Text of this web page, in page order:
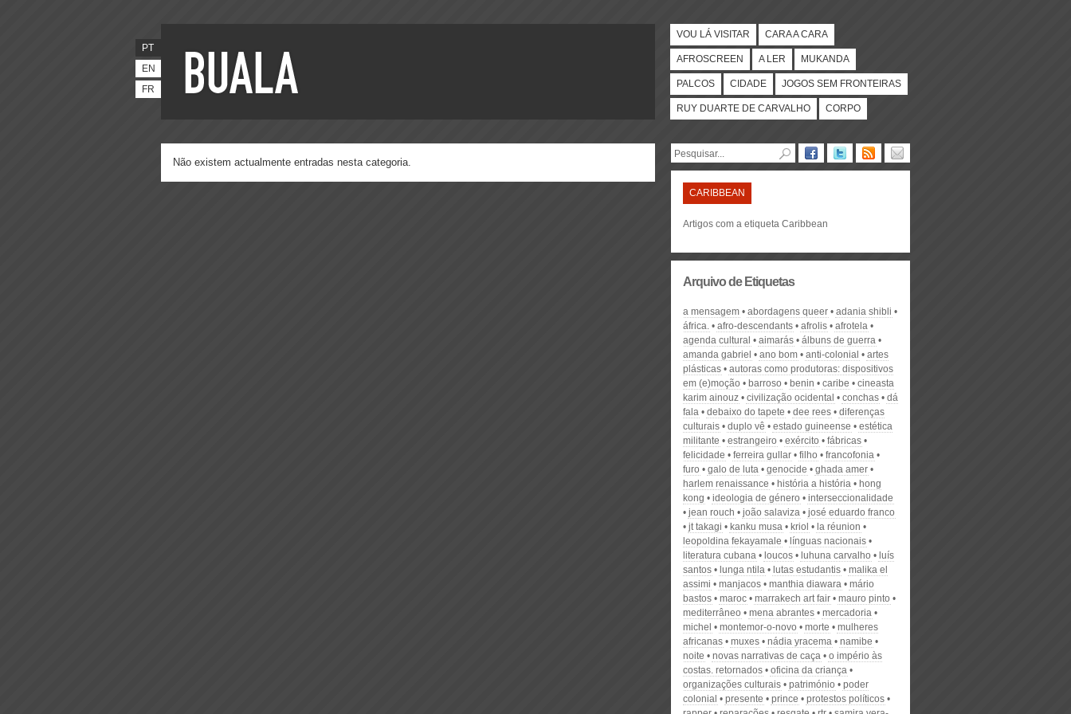
PT
EN
FR
VOU LÁ VISITAR CARA A CARA
AFROSCREEN A LER MUKANDA
PALCOS CIDADE JOGOS SEM FRONTEIRAS
RUY DUARTE DE CARVALHO CORPO
Não existem actualmente entradas nesta categoria.
CARIBBEAN
Artigos com a etiqueta Caribbean
Arquivo de Etiquetas
a mensagem abordagens queer
adania shibli
áfrica.
afro-descendants afrolis
afrotela
agenda cultural
aimarás
álbuns de guerra
amanda gabriel
ano bom anti-colonial
artes
plásticas
autoras como produtoras: dispositivos
em (e)moção
barroso benin caribe
cineasta
karim ainouz
civilização ocidental conchas
dá
fala
debaixo do tapete dee rees
diferenças
culturais
duplo vê estado guineense
estética
militante
estrangeiro exército
fábricas
felicidade
ferreira gullar filho
francofonia
furo
galo de luta genocide
ghada amer
harlem renaissance
história a história
hong
kong
ideologia de género
interseccionalidade
jean rouch
joão salaviza
josé eduardo franco
jt takagi
kanku musa kriol
la réunion
leopoldina fekayamale
línguas nacionais
literatura cubana
loucos luhuna carvalho
luís
santos
lunga ntila lutas estudantis
malika el
assimi
manjacos manthia diawara
mário
bastos
maroc marrakech art fair
mauro pinto
mediterrâneo
mena abrantes
mercadoria
michel
montemor-o-novo morte
mulheres
africanas
muxes nádia yracema
namibe
noite
novas narrativas de caça
o império às
costas. retornados
oficina da criança
organizações culturais
património
poder
colonial
presente prince
protestos políticos